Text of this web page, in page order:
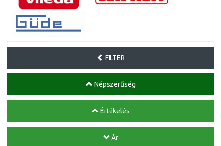
FILTER
Népszerűség
Értékelés
Ár